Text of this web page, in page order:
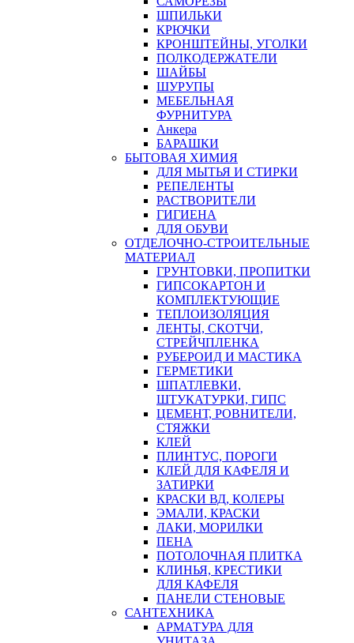
ШПИЛЬКИ
КРЮЧКИ
КРОНШТЕЙНЫ, УГОЛКИ
ПОЛКОДЕРЖАТЕЛИ
ШАЙБЫ
ШУРУПЫ
МЕБЕЛЬНАЯ
ФУРНИТУРА
Анкера
БАРАШКИ
БЫТОВАЯ ХИМИЯ
ДЛЯ МЫТЬЯ И СТИРКИ
РЕПЕЛЕНТЫ
РАСТВОРИТЕЛИ
ГИГИЕНА
ДЛЯ ОБУВИ
ОТДЕЛОЧНО-СТРОИТЕЛЬНЫЕ
МАТЕРИАЛ
ГРУНТОВКИ, ПРОПИТКИ
ГИПСОКАРТОН И
КОМПЛЕКТУЮЩИЕ
ТЕПЛОИЗОЛЯЦИЯ
ЛЕНТЫ, СКОТЧИ,
СТРЕЙЧПЛЕНКА
РУБЕРОИД И МАСТИКА
ГЕРМЕТИКИ
ШПАТЛЕВКИ,
ШТУКАТУРКИ, ГИПС
ЦЕМЕНТ, РОВНИТЕЛИ,
СТЯЖКИ
КЛЕЙ
ПЛИНТУС, ПОРОГИ
КЛЕЙ ДЛЯ КАФЕЛЯ И
ЗАТИРКИ
КРАСКИ ВД, КОЛЕРЫ
ЭМАЛИ, КРАСКИ
ЛАКИ, МОРИЛКИ
ПЕНА
ПОТОЛОЧНАЯ ПЛИТКА
КЛИНЬЯ, КРЕСТИКИ
ДЛЯ КАФЕЛЯ
ПАНЕЛИ СТЕНОВЫЕ
САНТЕХНИКА
АРМАТУРА ДЛЯ